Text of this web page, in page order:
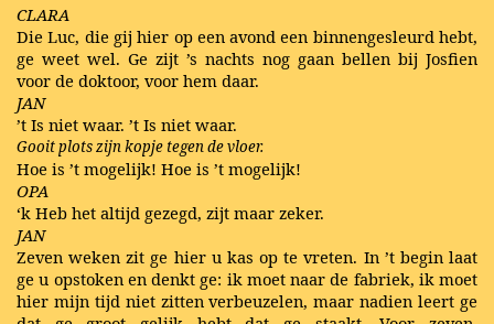
CLARA
Die Luc, die gij hier op een avond een binnengesleurd hebt,
ge weet wel. Ge zijt ’s nachts nog gaan bellen bij Josfien
voor de doktoor, voor hem daar.
JAN
’t Is niet waar. ’t Is niet waar.
Gooit plots zijn kopje tegen de vloer.
Hoe is ’t mogelijk! Hoe is ’t mogelijk!
OPA
‘k Heb het altijd gezegd, zijt maar zeker.
JAN
Zeven weken zit ge hier u kas op te vreten. In ’t begin laat
ge u opstoken en denkt ge: ik moet naar de fabriek, ik moet
hier mijn tijd niet zitten verbeuzelen, maar nadien leert ge